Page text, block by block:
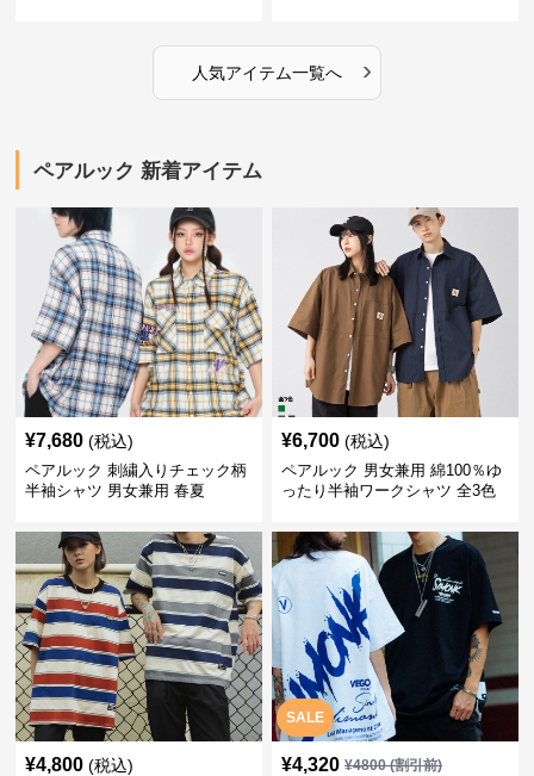
人気アイテム一覧へ ›
ペアルック 新着アイテム
¥7,680 (税込)
ペアルック 刺繍入りチェック柄
半袖シャツ 男女兼用 春夏
¥6,700 (税込)
ペアルック 男女兼用 綿100％ゆ
ったり半袖ワークシャツ 全3色
¥4,800 (税込)
SALE
¥4,320 ¥4800(割引前)